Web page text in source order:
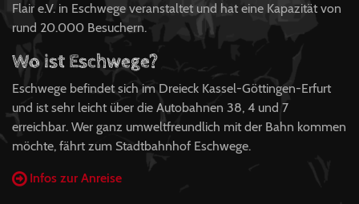
Flair e.V. in Eschwege veranstaltet und hat eine Kapazität von
rund 20.000 Besuchern.
Wo ist Eschwege?
Eschwege befindet sich im Dreieck Kassel-Göttingen-Erfurt
und ist sehr leicht über die Autobahnen 38, 4 und 7
erreichbar. Wer ganz umweltfreundlich mit der Bahn kommen
möchte, fährt zum Stadtbahnhof Eschwege.
Infos zur Anreise